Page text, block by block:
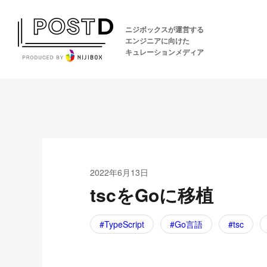
ニジボックスが運営する
エンジニアに向けた
キュレーションメディア
2022年6月13日
tscをGoに移植
TypeScript Go言語 tsc